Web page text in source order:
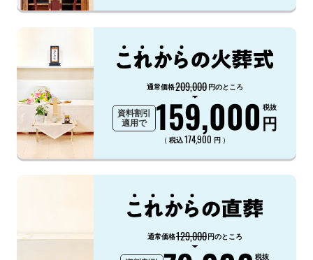
通常価格209,000円のところ
資料割引
適用で
159,000円
税抜
（ 税込174,900 円 ）
通常価格129,000円のところ
税抜